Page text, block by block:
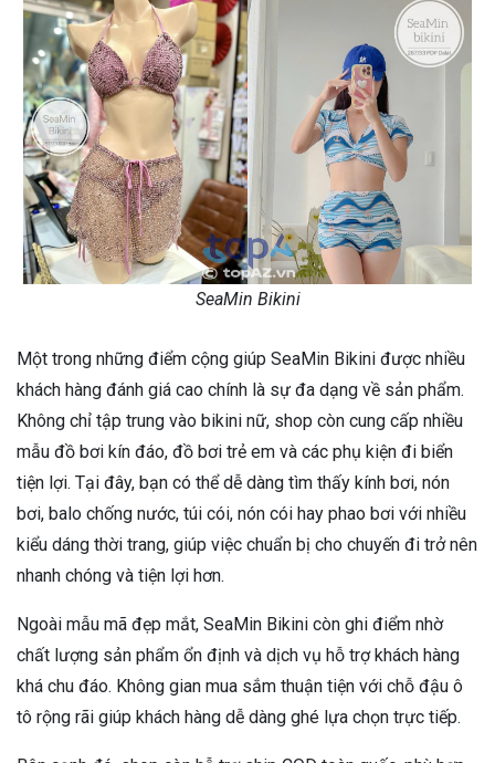
SeaMin Bikini
Một trong những điểm cộng giúp SeaMin Bikini được nhiều
khách hàng đánh giá cao chính là sự đa dạng về sản phẩm.
Không chỉ tập trung vào bikini nữ, shop còn cung cấp nhiều
mẫu đồ bơi kín đáo, đồ bơi trẻ em và các phụ kiện đi biển
tiện lợi. Tại đây, bạn có thể dễ dàng tìm thấy kính bơi, nón
bơi, balo chống nước, túi cói, nón cói hay phao bơi với nhiều
kiểu dáng thời trang, giúp việc chuẩn bị cho chuyến đi trở nên
nhanh chóng và tiện lợi hơn.
Ngoài mẫu mã đẹp mắt, SeaMin Bikini còn ghi điểm nhờ
chất lượng sản phẩm ổn định và dịch vụ hỗ trợ khách hàng
khá chu đáo. Không gian mua sắm thuận tiện với chỗ đậu ô
tô rộng rãi giúp khách hàng dễ dàng ghé lựa chọn trực tiếp.